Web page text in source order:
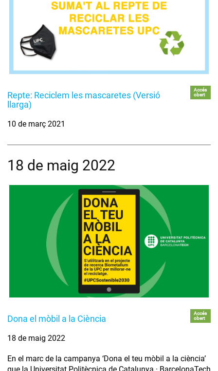
Repte: Reciclem les mascaretes (Versió
llarga)
Accés
obert
10 de març 2021
18 de maig 2022
Dona el mòbil a la Ciència
Accés
obert
18 de maig 2022
En el marc de la campanya ‘Dona el teu mòbil a la ciència’